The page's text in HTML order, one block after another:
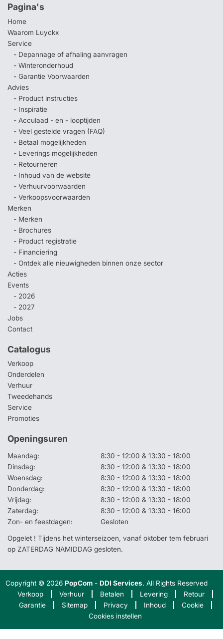
Pagina's
Home
Waarom Luyckx
Service
- Depannage of afhaling aanvragen
- Winteronderhoud
- Garantie Voorwaarden
Advies
- Product instructies
- Inspiratie
- Acculaad - en - looptijden
- Veel gestelde vragen (FAQ)
- Betaal mogelijkheden
- Leverings mogelijkheden
- Retourneren
- Inhoud van de website
- Verhuurvoorwaarden
- Verkoopsvoorwaarden
Merken
- Merken
- Brochures
- Product registratie
- Financiering
- Ontdek alle nieuwigheden binnen onze sector
Acties
Events
- 2026
- 2027
Jobs
Contact
Catalogus
Verkoop
Onderdelen
Verhuur
Tweedehands
Service
Promoties
Openingsuren
Maandag:
8:30 - 12:00 & 13:30 - 18:00
Dinsdag:
8:30 - 12:00 & 13:30 - 18:00
Woensdag:
8:30 - 12:00 & 13:30 - 18:00
Donderdag:
8:30 - 12:00 & 13:30 - 18:00
Vrijdag:
8:30 - 12:00 & 13:30 - 18:00
Zaterdag:
8:30 - 12:00 & 13:30 - 16:00
Zon- en feestdagen:
Gesloten
Opgelet ! Tijdens het winterseizoen, vanaf oktober tem februari
op ZATERDAG NAMIDDAG gesloten.
Copyright © 2026PopCom -DDI Services. All Rights Reserved
Verkoop
Verhuur Betalen Levering
Retour
Garantie
Sitemap Privacy Inhoud
Cookie
Cookies instellen